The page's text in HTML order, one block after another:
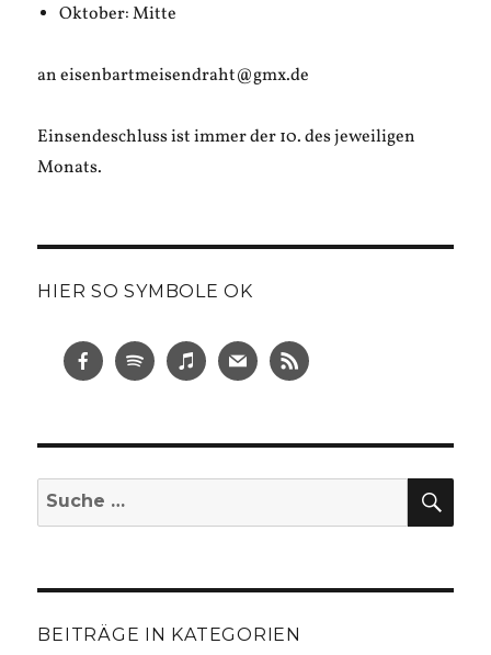
Oktober: Mitte
an eisenbartmeisendraht@gmx.de
Einsendeschluss ist immer der 10. des jeweiligen
Monats.
HIER SO SYMBOLE OK
Suche
nach:
BEITRÄGE IN KATEGORIEN